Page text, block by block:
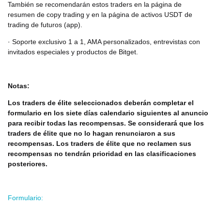
También se recomendarán estos traders en la página de
resumen de copy trading y en la página de activos USDT de
trading de futuros (app).
· Soporte exclusivo 1 a 1, AMA personalizados, entrevistas con
invitados especiales y productos de Bitget.
Notas:
Los traders de élite seleccionados deberán completar el
formulario en los siete días calendario siguientes al anuncio
para recibir todas las recompensas. Se considerará que los
traders de élite que no lo hagan renunciaron a sus
recompensas. Los traders de élite que no reclamen sus
recompensas no tendrán prioridad en las clasificaciones
posteriores.
Formulario: